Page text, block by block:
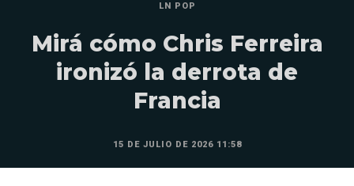
LN POP
Mirá cómo Chris Ferreira
ironizó la derrota de
Francia
15 DE JULIO DE 2026 11:58